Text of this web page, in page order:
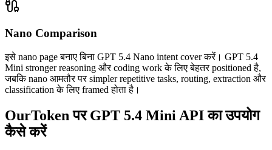
Nano Comparison
इसे nano page बनाए बिना GPT 5.4 Nano intent cover करें। GPT 5.4
Mini stronger reasoning और coding work के लिए बेहतर positioned है,
जबकि nano आमतौर पर simpler repetitive tasks, routing, extraction और
classification के लिए framed होता है।
OurToken पर GPT 5.4 Mini API का उपयोग
कैसे करें